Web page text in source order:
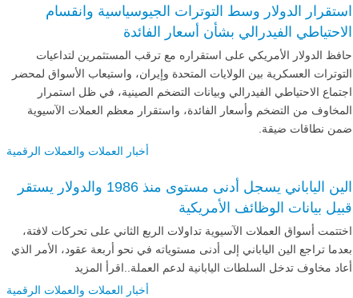
استقرار الدولار وسط التوترات الجيوسياسية وانقسام
الاحتياطي الفيدرالي بشأن أسعار الفائدة
حافظ الدولار الأمريكي على استقراره مع ترقب المستثمرين لتداعيات
التوترات العسكرية بين الولايات المتحدة وإيران، واستيعاب الأسواق لمحضر
اجتماع الاحتياطي الفيدرالي وبيانات التضخم الصينية، في ظل استمرار
المخاوف من التضخم وأسعار الفائدة، واستقرار معظم العملات الآسيوية
ضمن نطاقات ضيقة.
أخبار العملات والعملات الرقمية
الين الياباني يسجل أدنى مستوى منذ 1986 والدولار يستقر
قبيل بيانات الوظائف الأمريكية
اختتمت أسواق العملات الآسيوية تداولات الربع الثاني على تحركات لافتة،
بعدما تراجع الين الياباني إلى أدنى مستوياته في نحو أربعة عقود، الأمر الذي
أعاد مخاوف تدخل السلطات اليابانية لدعم العملة..اقرأ المزيد
أخبار العملات والعملات الرقمية